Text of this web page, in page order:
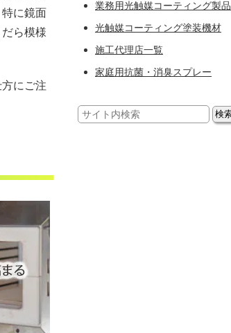
に鏡面
ら模様
にご注
業務用光触媒コーティング製品
光触媒コーティング塗装機材
施工代理店一覧
家庭用抗菌・消臭スプレー